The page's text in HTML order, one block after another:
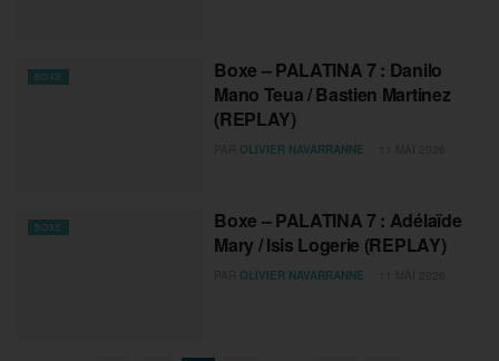
BOXE
Boxe – PALATINA 7 : Danilo
Mano Teua / Bastien Martinez
(REPLAY)
OLIVIER NAVARRANNE
BOXE
Boxe – PALATINA 7 : Adélaïde
Mary / Isis Logerie (REPLAY)
OLIVIER NAVARRANNE